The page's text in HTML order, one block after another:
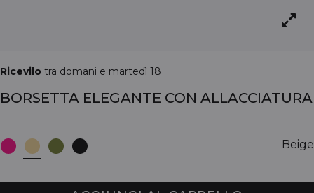
Ricevilo tra domani e martedì 18
BORSETTA ELEGANTE CON ALLACCIATURA
Beige